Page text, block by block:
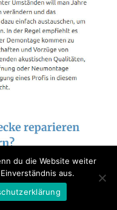
du die Website weiter
aus.